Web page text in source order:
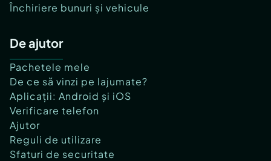
Închiriere bunuri și vehicule
De ajutor
Pachetele mele
De ce să vinzi pe lajumate?
Aplicații: Android și iOS
Verificare telefon
Ajutor
Reguli de utilizare
Sfaturi de securitate